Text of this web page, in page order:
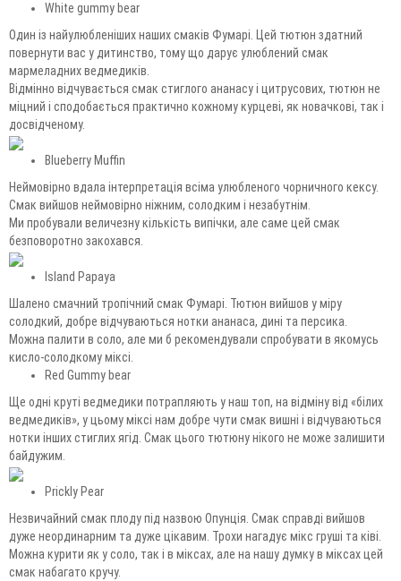
White gummy bear
Один із найулюбленіших наших смаків Фумарі. Цей тютюн здатний
повернути вас у дитинство, тому що дарує улюблений смак
мармеладних ведмедиків.
Відмінно відчувається смак стиглого ананасу і цитрусових, тютюн не
міцний і сподобається практично кожному курцеві, як новачкові, так і
досвідченому.
Blueberry Muffin
Неймовірно вдала інтерпретація всіма улюбленого чорничного кексу.
Смак вийшов неймовірно ніжним, солодким і незабутнім.
Ми пробували величезну кількість випічки, але саме цей смак
безповоротно закохався.
Island Papaya
Шалено смачний тропічний смак Фумарі. Тютюн вийшов у міру
солодкий, добре відчуваються нотки ананаса, дині та персика.
Можна палити в соло, але ми б рекомендували спробувати в якомусь
кисло-солодкому міксі.
Red Gummy bear
Ще одні круті ведмедики потрапляють у наш топ, на відміну від «білих
ведмедиків», у цьому міксі нам добре чути смак вишні і відчуваються
нотки інших стиглих ягід. Смак цього тютюну нікого не може залишити
байдужим.
Prickly Pear
Незвичайний смак плоду під назвою Опунція. Смак справді вийшов
дуже неординарним та дуже цікавим. Трохи нагадує мікс груші та ківі.
Можна курити як у соло, так і в міксах, але на нашу думку в міксах цей
смак набагато кручу.